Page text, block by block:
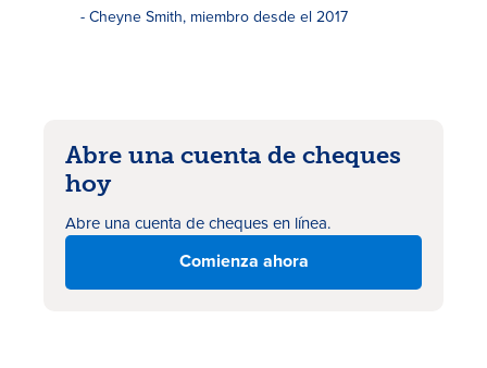
- Cheyne Smith, miembro desde el 2017
Abre una cuenta de cheques
hoy
Abre una cuenta de cheques en línea.
Comienza ahora